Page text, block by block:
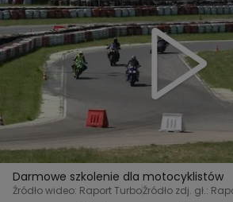
Darmowe szkolenie dla motocyklistów
Źródło wideo: Raport TurboŹródło zdj. gł.: